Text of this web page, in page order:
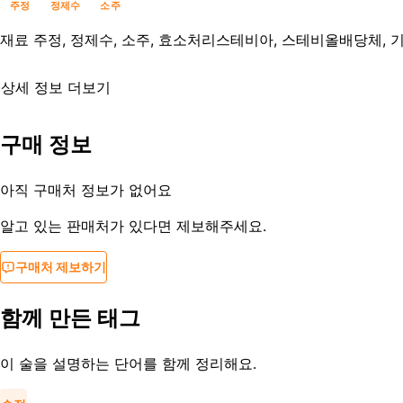
주정 정제수 소주
재료 주정, 정제수, 소주, 효소처리스테비아, 스테비올배당체,
상세 정보 더보기
등록일
구매 정보
아직 구매처 정보가 없어요
알고 있는 판매처가 있다면 제보해주세요.
구매처 제보하기
함께 만든 태그
이 술을 설명하는 단어를 함께 정리해요.